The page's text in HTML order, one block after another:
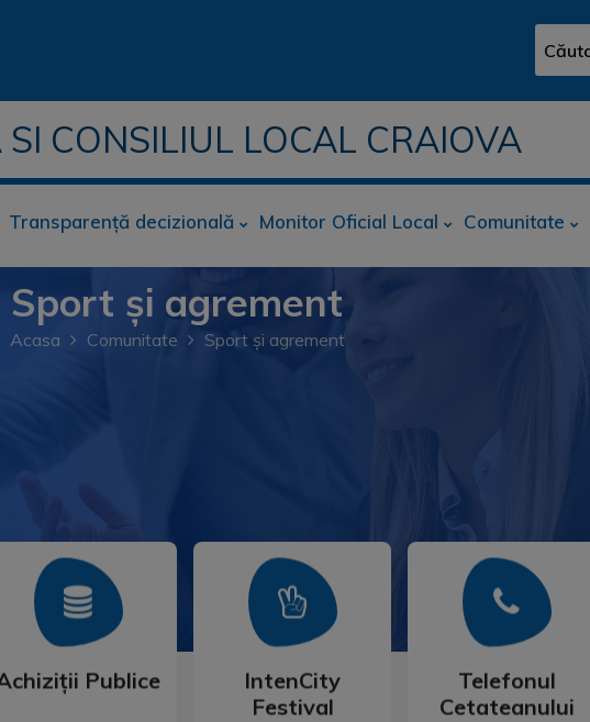
CONSILIUL LOCAL CRAIOVA
Transparență decizională Monitor Oficial Local Comunitate
Sport și agrement
Acasa Comunitate Sport și agrement
Publice
Achiziții Publice
Mai Mult
IntenCity
Festival
IntenCity
Festival
Mai Mult
Telefonul
Cetateanului
Telefonul
Cetateanului
Mai Mult